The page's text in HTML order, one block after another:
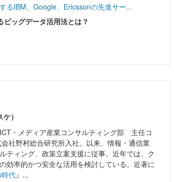
るIBM、Google、Ericssonの先進サー...
ッグデータ活用法とは？
）
・メディア産業コンサルティング部 主任コ
社野村総合研究所入社。以来、情報・通信業
ティング、政策立案支援に従事。近年では、ク
効率的かつ安全な活用を検討している。近著に
代』...